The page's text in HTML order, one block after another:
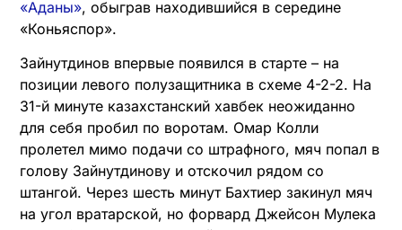
«Аданы», обыграв находившийся в середине
«Коньяспор».
Зайнутдинов впервые появился в старте – на
позиции левого полузащитника в схеме 4-2-2. На
31-й минуте казахстанский хавбек неожиданно
для себя пробил по воротам. Омар Колли
пролетел мимо подачи со штрафного, мяч попал в
голову Зайнутдинову и отскочил рядом со
штангой. Через шесть минут Бахтиер закинул мяч
на угол вратарской, но форвард Джейсон Мулека